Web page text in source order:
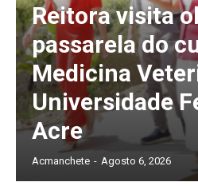
Reitora visita
passarela do
Medicina
Universidade
Acre
Acmanchete - Agosto 6, 2026